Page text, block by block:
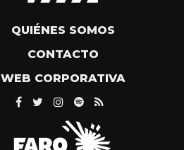
QUIÉNES SOMOS
CONTACTO
WEB CORPORATIVA